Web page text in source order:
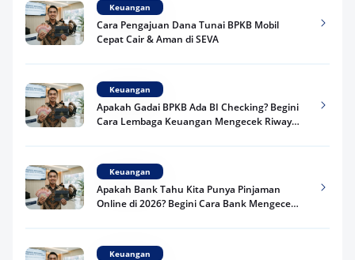
Keuangan
Cara Pengajuan Dana Tunai BPKB Mobil
Cepat Cair & Aman di SEVA
Keuangan
Apakah Gadai BPKB Ada BI Checking? Begini
Cara Lembaga Keuangan Mengecek Riwayat
Keuangan
Apakah Bank Tahu Kita Punya Pinjaman
Online di 2026? Begini Cara Bank Mengecek
Keuangan